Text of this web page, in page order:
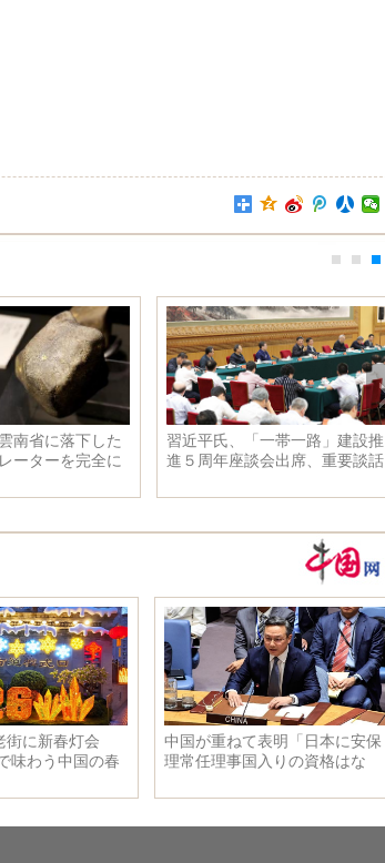
南省に落下した
ーターを完全に
習近平氏、「一帯一路」建設推
進５周年座談会出席、重要談話